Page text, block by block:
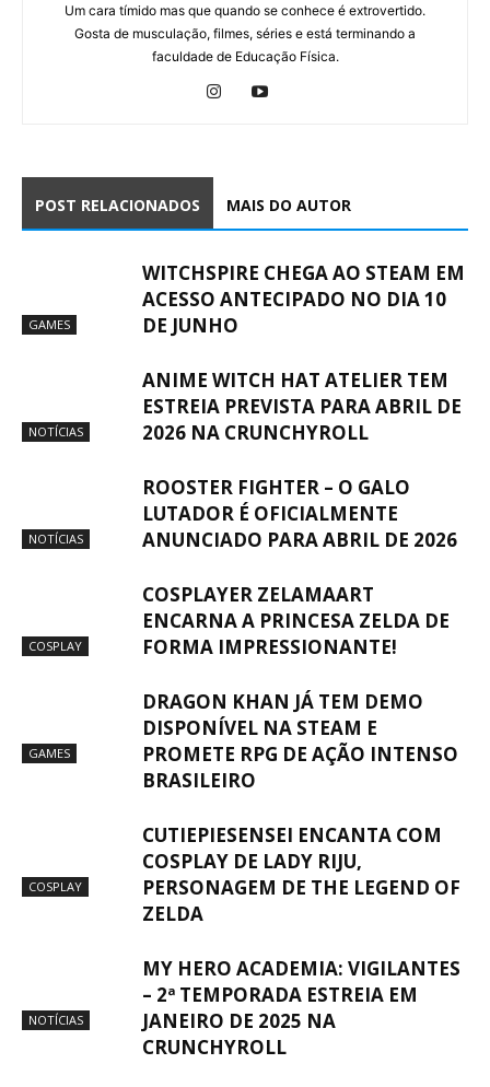
Um cara tímido mas que quando se conhece é extrovertido.
Gosta de musculação, filmes, séries e está terminando a
faculdade de Educação Física.
POST RELACIONADOS MAIS DO AUTOR
GAMES
WITCHSPIRE CHEGA AO STEAM EM
ACESSO ANTECIPADO NO DIA 10
DE JUNHO
NOTÍCIAS
ANIME WITCH HAT ATELIER TEM
ESTREIA PREVISTA PARA ABRIL DE
2026 NA CRUNCHYROLL
NOTÍCIAS
ROOSTER FIGHTER – O GALO
LUTADOR É OFICIALMENTE
ANUNCIADO PARA ABRIL DE 2026
COSPLAY
COSPLAYER ZELAMAART
ENCARNA A PRINCESA ZELDA DE
FORMA IMPRESSIONANTE!
GAMES
DRAGON KHAN JÁ TEM DEMO
DISPONÍVEL NA STEAM E
PROMETE RPG DE AÇÃO INTENSO
BRASILEIRO
COSPLAY
CUTIEPIESENSEI ENCANTA COM
COSPLAY DE LADY RIJU,
PERSONAGEM DE THE LEGEND OF
ZELDA
NOTÍCIAS
MY HERO ACADEMIA: VIGILANTES
– 2ª TEMPORADA ESTREIA EM
JANEIRO DE 2025 NA
CRUNCHYROLL